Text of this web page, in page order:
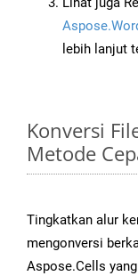
lebih lanjut
Konversi
Metode
Tingkatkan alur
mengonversi
Aspose.Cells